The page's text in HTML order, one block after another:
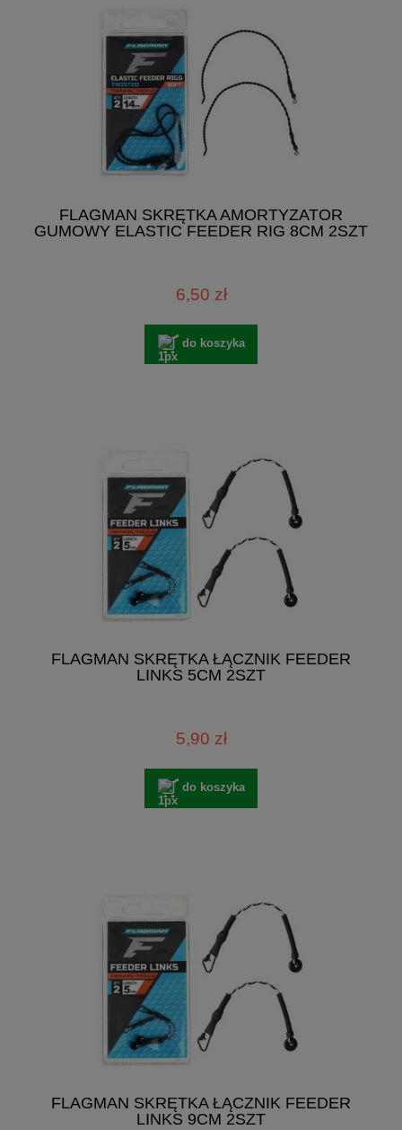
FLAGMAN SKRĘTKA AMORTYZATOR
GUMOWY ELASTIC FEEDER RIG 8CM 2SZT
6,50 zł
do koszyka
FLAGMAN SKRĘTKA ŁĄCZNIK FEEDER
LINKS 5CM 2SZT
5,90 zł
do koszyka
FLAGMAN SKRĘTKA ŁĄCZNIK FEEDER
LINKS 9CM 2SZT